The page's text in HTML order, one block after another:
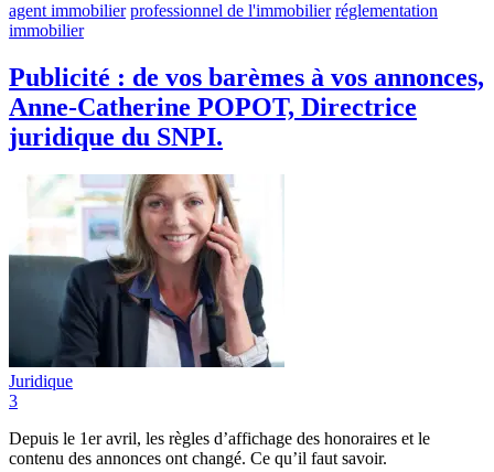
agent immobilier professionnel de l'immobilier réglementation
immobilier
Publicité : de vos barèmes à vos annonces,
Anne-Catherine POPOT, Directrice
juridique du SNPI.
Juridique
3
Depuis le 1er avril, les règles d’affichage des honoraires et le
contenu des annonces ont changé. Ce qu’il faut savoir.